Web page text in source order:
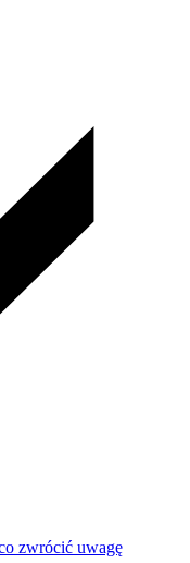
zwrócić uwagę